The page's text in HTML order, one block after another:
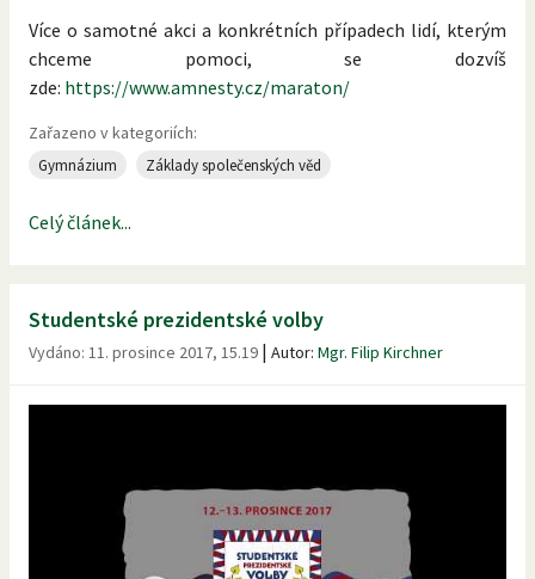
Více o samotné akci a konkrétních případech lidí, kterým
chceme pomoci, se dozvíš
zde: https://www.amnesty.cz/maraton/
Zařazeno v kategoriích:
Gymnázium Základy společenských věd
Celý článek...
Studentské prezidentské volby
Vydáno: 11. prosince 2017, 15.19 | Autor: Mgr. Filip Kirchner